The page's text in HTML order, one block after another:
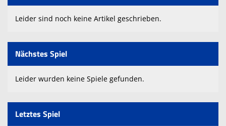
KameraInfo
Leider sind noch keine Artikel geschrieben.
Nächstes Spiel
Leider wurden keine Spiele gefunden.
Letztes Spiel